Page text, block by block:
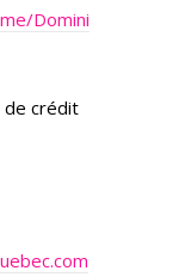
Domini
de crédit